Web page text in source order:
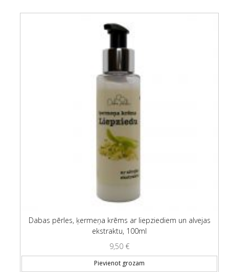
Dabas pērles, ķermeņa krēms ar liepziediem un alvejas
ekstraktu, 100ml
9,50 €
Pievienot grozam